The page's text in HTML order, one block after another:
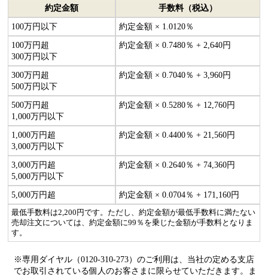
約定金額
手数料（税込）
100万円以下
約定金額 × 1.0120％
100万円超
300万円以下
約定金額 × 0.7480％ + 2,640円
300万円超
500万円以下
約定金額 × 0.7040％ + 3,960円
500万円超
1,000万円以下
約定金額 × 0.5280％ + 12,760円
1,000万円超
3,000万円以下
約定金額 × 0.4400％ + 21,560円
3,000万円超
5,000万円以下
約定金額 × 0.2640％ + 74,360円
5,000万円超 約定金額 × 0.0704％ + 171,160円
最低手数料は2,200円です。ただし、約定金額が最低手数料に満たない
売却注文については、約定金額に99％を乗じた金額が手数料となりま
す。
※専用ダイヤル（0120-310-273）のご利用は、当社の定める支店
でお取引されている個人のお客さまに限らせていただきます。ま